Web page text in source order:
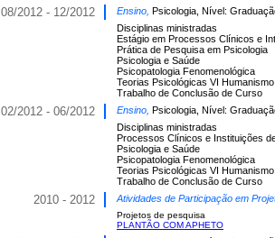
08/2012 - 12/2012 Ensino, Psicologia, Nível:
Disciplinas ministradas
Estágio em Processos Clínicos e
Prática de Pesquisa em Psicologia
Psicologia e Saúde
Psicopatologia Fenomenológica
Teorias Psicológicas VI Humanismo
Trabalho de Conclusão de Curso
02/2012 - 06/2012 Ensino, Psicologia, Nível:
Disciplinas ministradas
Processos Clínicos e Instituições
Psicologia e Saúde
Psicopatologia Fenomenológica
Teorias Psicológicas VI Humanismo
Trabalho de Conclusão de Curso
2010 - 2012 Atividades de Participação em
Projetos de pesquisa
PLANTÃO COM APHETO